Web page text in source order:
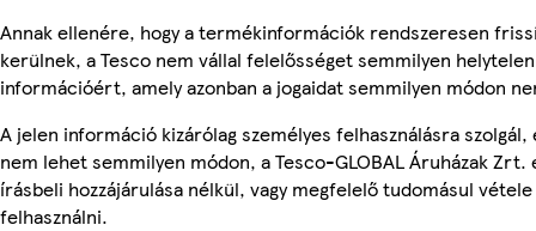
Annak ellenére, hogy a termékinformációk rendszeresen
kerülnek, a Tesco nem vállal felelősséget semmilyen helytelen
információért, amely azonban a jogaidat semmilyen módon
A jelen információ kizárólag személyes felhasználásra szolgál,
nem lehet semmilyen módon, a Tesco-GLOBAL Áruházak Zrt.
írásbeli hozzájárulása nélkül, vagy megfelelő tudomásul
felhasználni.